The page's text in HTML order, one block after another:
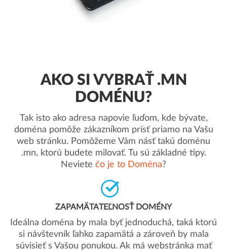
AKO SI VYBRAŤ .MN
DOMÉNU?
Tak isto ako adresa napovie ľuďom, kde bývate,
doména pomôže zákazníkom prísť priamo na Vašu
web stránku. Pomôžeme Vám násť takú doménu
.mn, ktorú budete milovať. Tu sú základné tipy.
Neviete čo je to Doména?
ZAPAMÄTATEĽNOSŤ DOMÉNY
Ideálna doména by mala byť jednoduchá, taká ktorú
si návštevník ľahko zapamätá a zároveň by mala
súvisieť s Vašou ponukou. Ak má webstránka mať